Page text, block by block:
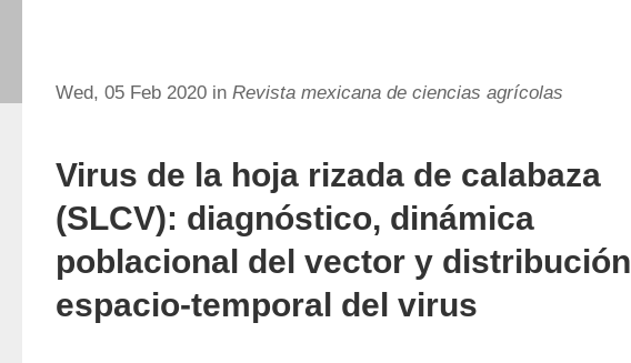
Wed, 05 Feb 2020 in Revista mexicana de ciencias agrícolas
Virus de la hoja rizada de calabaza
(SLCV): diagnóstico, dinámica
poblacional del vector y distribución
espacio-temporal del virus